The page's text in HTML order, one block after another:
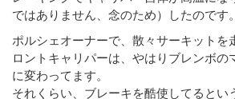
ではありません、念のため）したのです。
ポルシェオーナーで、散々サーキットを
ロントキャリパーは、やはりブレンボの
に変わってます。
それくらい、ブレーキを酷使してるとい